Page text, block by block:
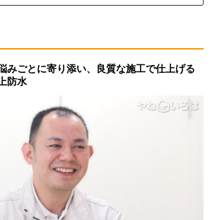
みごとに寄り添い、良質な施工で仕上げる
防水